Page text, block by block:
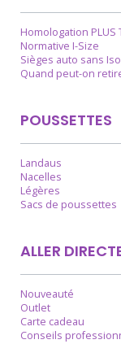
Homologation PLUS
Normative I-Size
Sièges auto sans
Quand peut-on
POUSSETTES
Landaus
Nacelles
Légères
Sacs de poussettes
ALLER
Nouveauté
Outlet
Carte cadeau
Conseils